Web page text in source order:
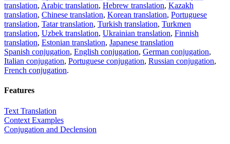
translation, Arabic translation, Hebrew translation, Kazakh
translation, Chinese translation, Korean translation, Portuguese
translation, Tatar translation, Turkish translation, Turkmen
translation, Uzbek translation, Ukrainian translation, Finnish
translation, Estonian translation, Japanese translation
Spanish conjugation, English conjugation, German conjugation,
Italian conjugation, Portuguese conjugation, Russian conjugation,
French conjugation.
Features
Text Translation
Context Examples
Conjugation and Declension